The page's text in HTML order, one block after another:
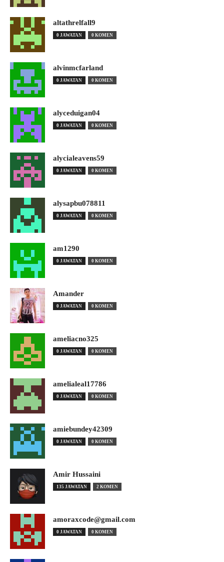
altathrelfall9
0 JAWATAN 0 KOMEN
alvinmcfarland
0 JAWATAN 0 KOMEN
alyceduigan04
0 JAWATAN 0 KOMEN
alycialeavens59
0 JAWATAN 0 KOMEN
alysapbu078811
0 JAWATAN 0 KOMEN
am1290
0 JAWATAN 0 KOMEN
Amander
0 JAWATAN 0 KOMEN
ameliacno325
0 JAWATAN 0 KOMEN
amelialeal17786
0 JAWATAN 0 KOMEN
amiebundey42309
0 JAWATAN 0 KOMEN
Amir Hussaini
135 JAWATAN 2 KOMEN
amoraxcode@gmail.com
0 JAWATAN 0 KOMEN